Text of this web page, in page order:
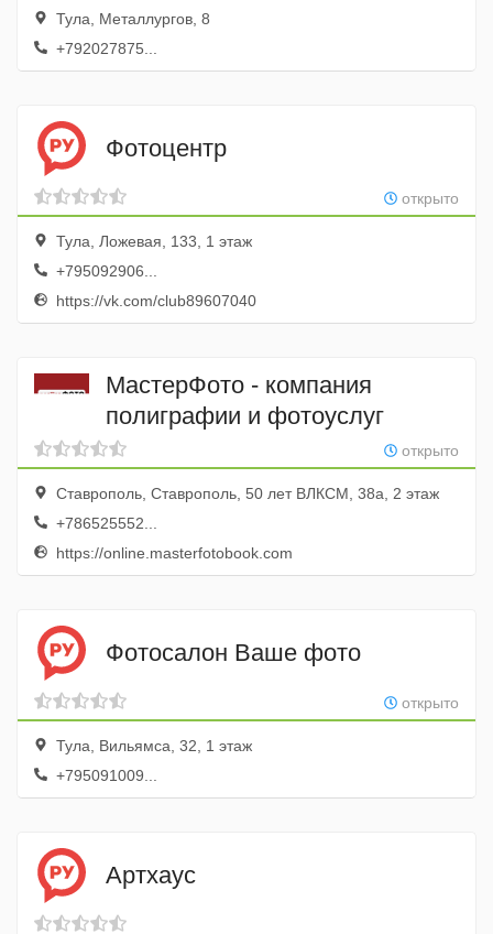
Тула, Металлургов, 8
+792027875...
Фотоцентр
открыто
Тула, Ложевая, 133, 1 этаж
+795092906...
https://vk.com/club89607040
МастерФото - компания
полиграфии и фотоуслуг
открыто
Ставрополь, Ставрополь, 50 лет ВЛКСМ, 38а, 2 этаж
+786525552...
https://online.masterfotobook.com
Фотосалон Ваше фото
открыто
Тула, Вильямса, 32, 1 этаж
+795091009...
Артхаус